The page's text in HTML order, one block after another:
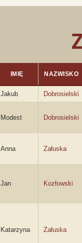
IMIĘ NAZWISKO
Jakub Dobrosielski
Modest Dobrosielski
Anna Załuska
Jan Kozłowski
Katarzyna Załuska